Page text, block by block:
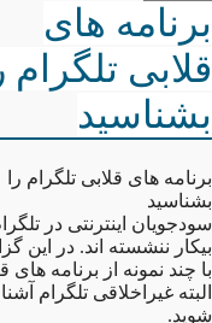
برنامه های
قلابی تلگرام را
بشناسید
برنامه های قلابی تلگرام را
بشناسید
سودجویان اینترنتی در
بیکار ننشسته اند. در این
با چند نمونه از برنامه های
البته غیراخلاقی تلگرام
شوید.